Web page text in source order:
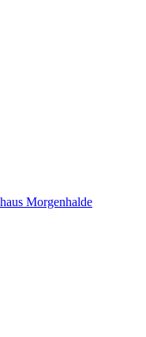
Morgenhalde